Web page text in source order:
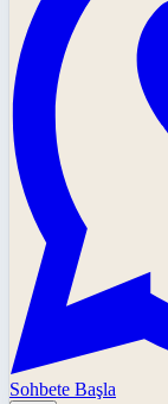
Sohbete Başla